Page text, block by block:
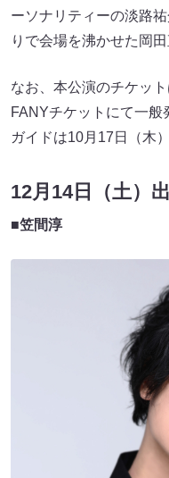
ーソナリティーの淡路
りで会場を沸かせた岡
なお、本公演のチケッ
FANYチケットにて一般
ガイドは10月17日（木
12月14日（土）
■笠間淳